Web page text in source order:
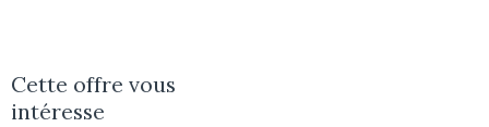
Cette offre vous
intéresse